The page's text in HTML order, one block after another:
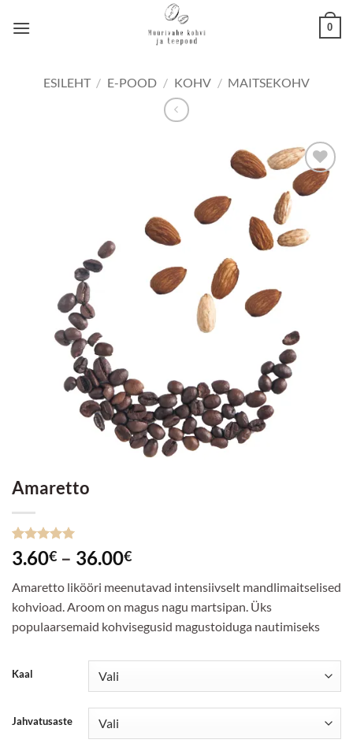
0
ESILEHT / E-POOD / KOHV / MAITSEKOHV
Lisa
lemmikuks
Amaretto
Hinnatud
5/5
4
kliendi
põhjal
3.60€ – 36.00€Hinnavahemik:
kuni
36.00€
Amaretto likööri meenutavad intensiivselt mandlimaitselised
kohvioad. Aroom on magus nagu martsipan. Üks
populaarsemaid kohvisegusid magustoiduga nautimiseks
Kaal
Jahvatusaste